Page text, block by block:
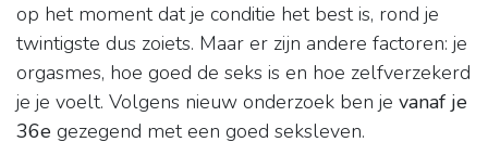
op het moment dat je conditie het best is, rond je
twintigste dus zoiets. Maar er zijn andere factoren: je
orgasmes, hoe goed de seks is en hoe zelfverzekerd
je je voelt. Volgens nieuw onderzoek ben je vanaf je
36e gezegend met een goed seksleven.